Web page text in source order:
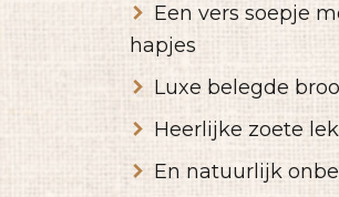
Een vers soepje
hapjes
Luxe belegde
Heerlijke zoete
En natuurlijk